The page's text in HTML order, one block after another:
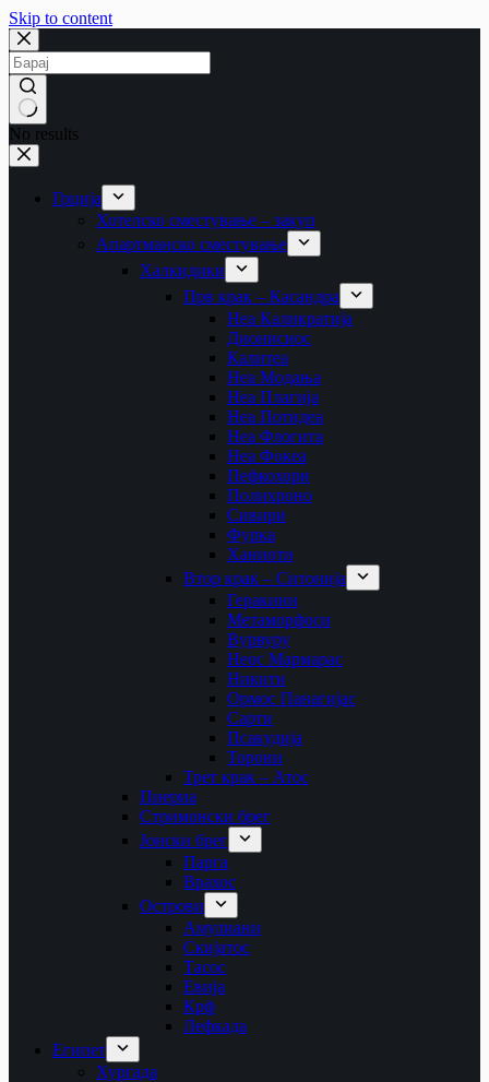
Skip to content
No results
Грција
Хотелско сместување – закуп
Апартманско сместување
Халкидики
Прв крак – Касандра
Неа Каликратија
Дионисиос
Калитеа
Неа Модања
Неа Плагија
Неа Потидеа
Неа Флогита
Неа Фокеа
Пефкохори
Полихроно
Сивири
Фурка
Ханиоти
Втор крак – Ситонија
Геракини
Метаморфоси
Вурвуру
Неос Мармарас
Никити
Ормос Панагијас
Сарти
Псакудија
Торони
Трет крак – Атос
Пиериа
Стримонски брег
Јонски брег
Парга
Врахос
Острови
Амулиани
Скијатос
Тасос
Евија
Крф
Лефкада
Египет
Хургада